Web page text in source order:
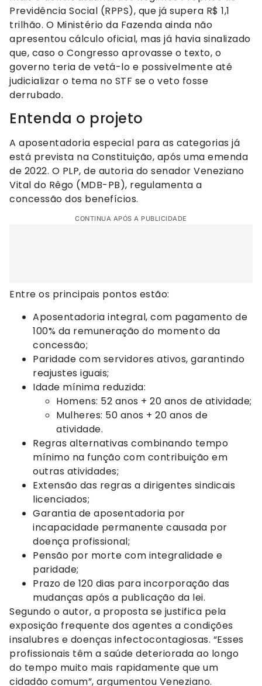
Previdência Social (RPPS), que já supera R$ 1,1
trilhão. O Ministério da Fazenda ainda não
apresentou cálculo oficial, mas já havia sinalizado
que, caso o Congresso aprovasse o texto, o
governo teria de vetá-lo e possivelmente até
judicializar o tema no STF se o veto fosse
derrubado.
Entenda o projeto
A aposentadoria especial para as categorias já
está prevista na Constituição, após uma emenda
de 2022. O PLP, de autoria do senador Veneziano
Vital do Rêgo (MDB-PB), regulamenta a
concessão dos benefícios.
CONTINUA APÓS A PUBLICIDADE
Entre os principais pontos estão:
Aposentadoria integral, com pagamento de
100% da remuneração do momento da
concessão;
Paridade com servidores ativos, garantindo
reajustes iguais;
Idade mínima reduzida:
Homens: 52 anos + 20 anos de atividade;
Mulheres: 50 anos + 20 anos de
atividade.
Regras alternativas combinando tempo
mínimo na função com contribuição em
outras atividades;
Extensão das regras a dirigentes sindicais
licenciados;
Garantia de aposentadoria por
incapacidade permanente causada por
doença profissional;
Pensão por morte com integralidade e
paridade;
Prazo de 120 dias para incorporação das
mudanças após a publicação da lei.
Segundo o autor, a proposta se justifica pela
exposição frequente dos agentes a condições
insalubres e doenças infectocontagiosas. “Esses
profissionais têm a saúde deteriorada ao longo
do tempo muito mais rapidamente que um
cidadão comum”, argumentou Veneziano.